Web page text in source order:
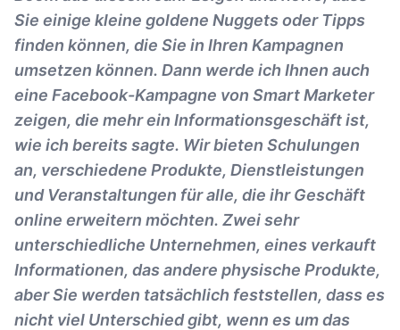
Sie einige kleine goldene Nuggets oder Tipps
finden können, die Sie in Ihren Kampagnen
umsetzen können. Dann werde ich Ihnen auch
eine Facebook-Kampagne von Smart Marketer
zeigen, die mehr ein Informationsgeschäft ist,
wie ich bereits sagte. Wir bieten Schulungen
an, verschiedene Produkte, Dienstleistungen
und Veranstaltungen für alle, die ihr Geschäft
online erweitern möchten. Zwei sehr
unterschiedliche Unternehmen, eines verkauft
Informationen, das andere physische Produkte,
aber Sie werden tatsächlich feststellen, dass es
nicht viel Unterschied gibt, wenn es um das